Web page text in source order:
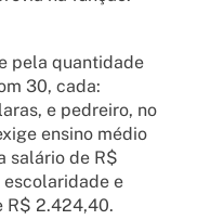
pela quantidade
30, cada:
e pedreiro, no
ensino médio
salário de R$
escolaridade e
R$ 2.424,40.